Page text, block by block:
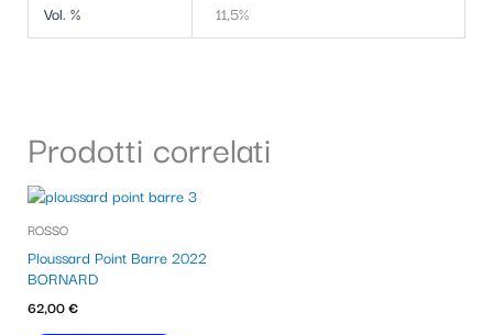
Vol. % 11,5%
Prodotti correlati
ROSSO
Ploussard Point Barre 2022
BORNARD
62,00€